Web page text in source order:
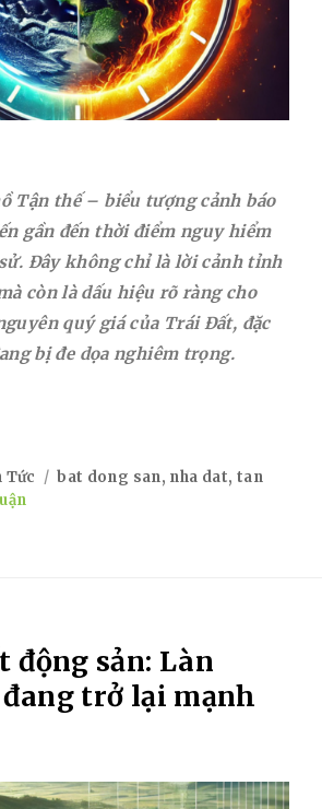
Tận thế – biểu tượng cảnh báo
gần đến thời điểm nguy hiểm
Đây không chỉ là lời cảnh tỉnh
còn là dấu hiệu rõ ràng cho
quý giá của Trái Đất, đặc
bị đe dọa nghiêm trọng.
– NGUỒN TÀI SẢN VÔ GIÁ CỦA
Tức Tags
bat dong san, nha dat, tan
VÔ
GIÁ
CỦA
động sản: Làn
trở lại mạnh